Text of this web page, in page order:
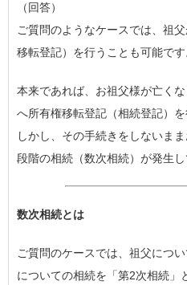
（回答）
ご質問のようなケースでは、祖
移転登記）を行うことも可能です
本来であれば、お祖父様が亡く
へ所有権移転登記（相続登記）
しかし、その手続きをしないま
段階の相続（数次相続）が発生し
数次相続とは
ご質問のケースでは、祖父につ
についての相続を「第2次相続」